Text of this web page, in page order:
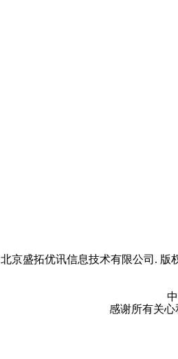
北京盛拓优讯信息技术有限公司. 版
感谢所有关心